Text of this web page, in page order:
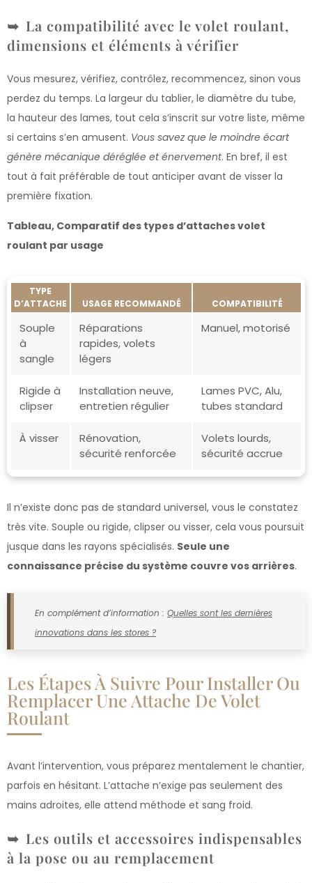
La compatibilité avec le volet roulant,
dimensions et éléments à vérifier
Vous mesurez, vérifiez, contrôlez, recommencez, sinon vous
perdez du temps. La largeur du tablier, le diamètre du tube,
la hauteur des lames, tout cela s’inscrit sur votre liste, même
si certains s’en amusent. Vous savez que le moindre écart
génère mécanique déréglée et énervement. En bref, il est
tout à fait préférable de tout anticiper avant de visser la
première fixation.
Tableau, Comparatif des types d’attaches volet
roulant par usage
TYPE
D’ATTACHE
USAGE RECOMMANDÉ COMPATIBILITÉ
Souple
à
sangle
Réparations
rapides, volets
légers
Manuel, motorisé
Rigide à
clipser
Installation neuve,
entretien régulier
Lames PVC, Alu,
tubes standard
À visser
Rénovation,
sécurité renforcée
Volets lourds,
sécurité accrue
Il n’existe donc pas de standard universel, vous le constatez
très vite. Souple ou rigide, clipser ou visser, cela vous poursuit
jusque dans les rayons spécialisés. Seule une
connaissance précise du système couvre vos arrières.
En complément d’information : Quelles sont les dernières
innovations dans les stores ?
Les Étapes À Suivre Pour Installer Ou
Remplacer Une Attache De Volet
Roulant
Avant l’intervention, vous préparez mentalement le chantier,
parfois en hésitant. L’attache n’exige pas seulement des
mains adroites, elle attend méthode et sang froid.
Les outils et accessoires indispensables
à la pose ou au remplacement